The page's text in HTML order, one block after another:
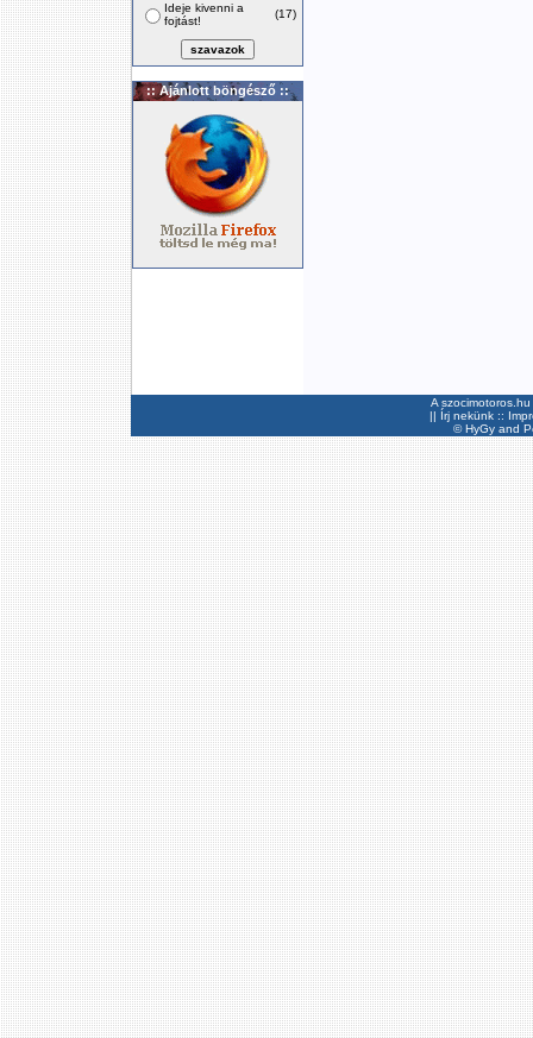
Ideje kivenni a
fojtást!
(17)
:: Ajánlott böngésző ::
A
|| Írj nekünk ::
©HyGyand